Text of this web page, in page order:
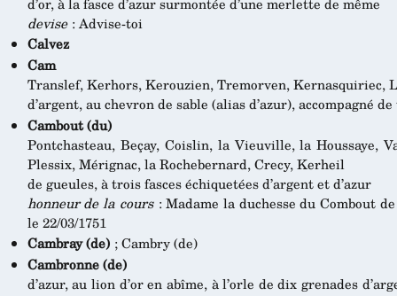
devise: Advise-toi
Calvez
Cam
Translef, Kerhors, Kerouzien, Tremorven, Kernasquiriec,
d’argent, au chevron de sable (alias d’azur), accompagné
Cambout (du)
Pontchasteau, Beçay, Coislin, la Vieuville, la Houssaye,
Plessix, Mérignac, la Rochebernard, Crecy, Kerheil
de gueules, à trois fasces échiquetées d’argent et d’azur
honneur de la cours: Madame la duchesse du Combout
le 22/03/1751
Cambray (de); Cambry (de)
Cambronne (de)
d’azur, au lion d’or en abîme, à l’orle de dix grenades